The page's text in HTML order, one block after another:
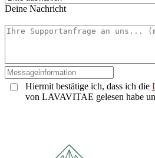
Deine Nachricht
Hiermit bestätige ich, dass ich die
von LAVAVITAE gelesen habe